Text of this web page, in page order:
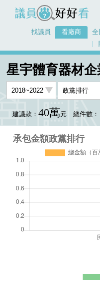
議員好好看
找議員 看廠商 全
看廠商 星宇體育器材企業社
星宇體育器材企
建議款： 40萬元 總件數：
承包金額政黨排行